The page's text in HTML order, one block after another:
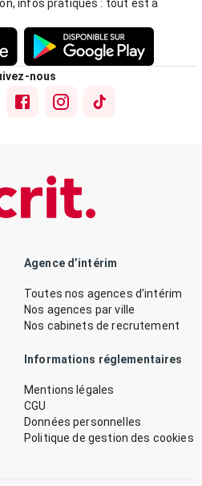
infos pratiques : tout est à
nous
Agence d’intérim
Toutes nos agences d’intérim
Nos agences par ville
Nos cabinets de recrutement
Informations réglementaires
Mentions légales
CGU
Données personnelles
Politique de gestion des cookies